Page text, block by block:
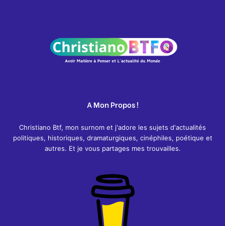
A Mon Propos !
Christiano Btf, mon surnom et j'adore les sujets d'actualités
politiques, historiques, dramaturgiques, cinéphiles, poétique et
autres. Et je vous partages mes trouvailles.